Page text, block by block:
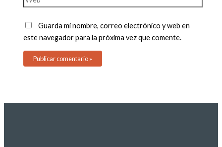
Guarda mi nombre, correo electrónico y web en
este navegador para la próxima vez que comente.